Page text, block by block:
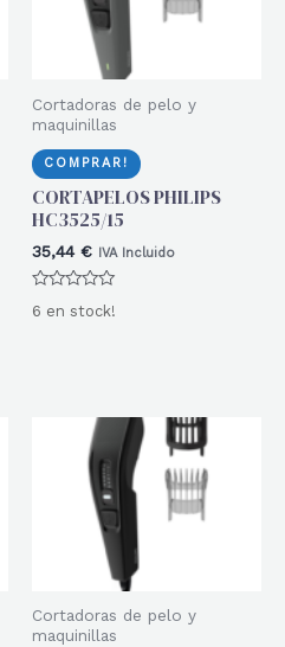
Cortadoras de pelo y
maquinillas
COMPRAR!
CORTAPELOS PHILIPS
HC3525/15
35,44 € IVA Incluido
con
6 en stock!
Cortadoras de pelo y
maquinillas